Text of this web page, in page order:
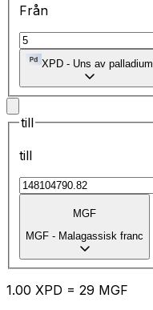
Från
XPD - Uns av palladium
till
till
MGF
MGF - Malagassisk franc
1.00 XPD = 29 MGF